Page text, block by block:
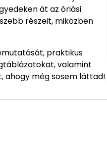
át az óriási
részeit, miközben
praktikus
valamint
ahogy még sosem láttad!